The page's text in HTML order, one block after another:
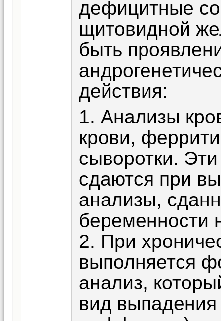
дефицитные
щитовидной
быть
действия:
1. Анализы
крови,
сыворотки.
сдаются при
анализы,
беременности
2. При
выполняется
анализ,
вид